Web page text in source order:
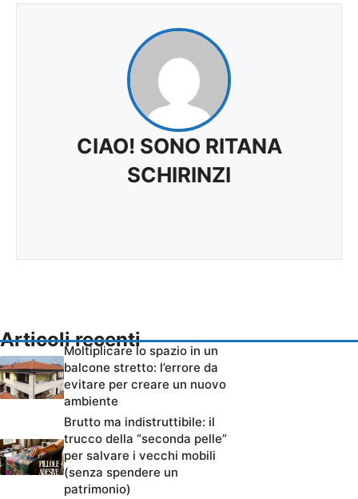
CIAO! SONO RITANA
SCHIRINZI
Articoli recenti
Moltiplicare lo spazio in un
balcone stretto: l’errore da
evitare per creare un nuovo
ambiente
Brutto ma indistruttibile: il
trucco della “seconda pelle”
per salvare i vecchi mobili
(senza spendere un
patrimonio)